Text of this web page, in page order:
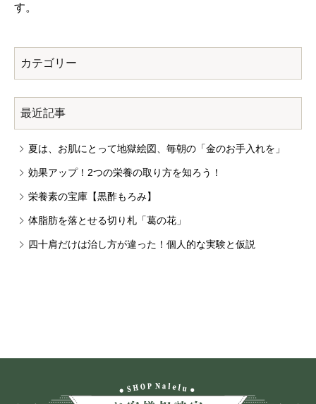
す。
カテゴリー
最近記事
夏は、お肌にとって地獄絵図、毎朝の「金のお手入れを」
効果アップ！2つの栄養の取り方を知ろう！
栄養素の宝庫【黒酢もろみ】
体脂肪を落とせる切り札「葛の花」
四十肩だけは治し方が違った！個人的な実験と仮説